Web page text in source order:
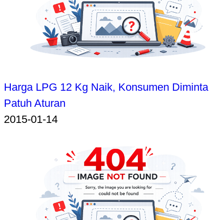
Harga LPG 12 Kg Naik, Konsumen Diminta
Patuh Aturan
2015-01-14